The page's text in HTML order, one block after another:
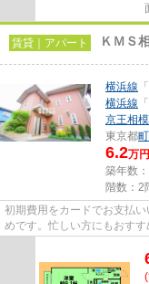
賃貸｜アパート ＫＭＳ
横浜線 「
横浜線 「
京王相
東京都
6.2万円
築年数
階数：2
初期費用をカードでお支払
めです。忙しい方にもおす